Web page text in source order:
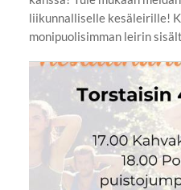
liikunnalliselle kesäleirille!
monipuolisimman leirin